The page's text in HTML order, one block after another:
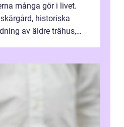
många gör i livet.
historiska
av äldre trähus,